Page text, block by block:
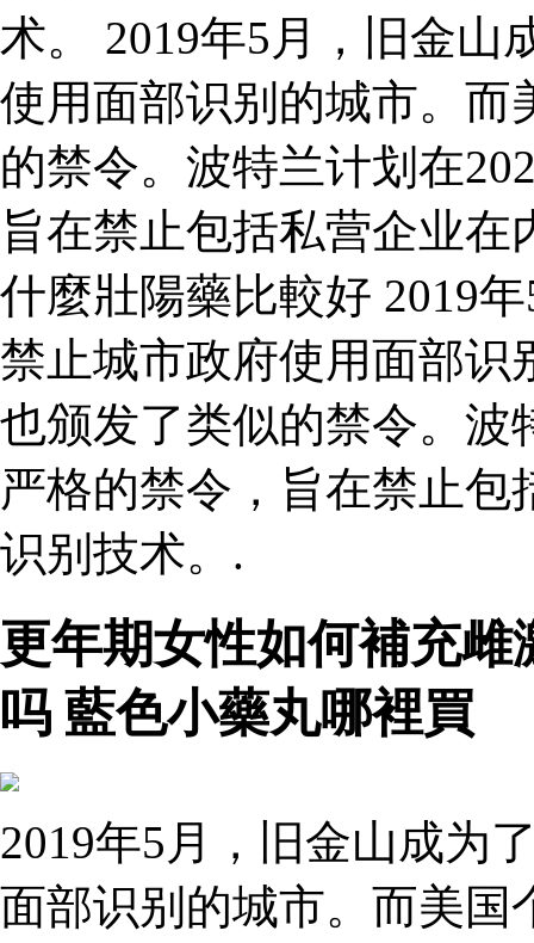
术。 2019年5月，旧金山
使用面部识别的城市。而
的禁令。波特兰计划在
旨在禁止包括私营企业
什麼壯陽藥比較好 2019
禁止城市政府使用面部识
也颁发了类似的禁令。波
严格的禁令，旨在禁止
识别技术。.
更年期女性如何補充
吗 藍色小藥丸哪裡買
2019年5月，旧金山成为
面部识别的城市。而美国